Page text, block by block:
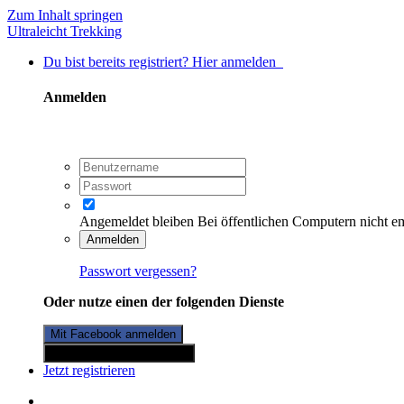
Zum Inhalt springen
Ultraleicht Trekking
Du bist bereits registriert? Hier anmelden
Anmelden
Angemeldet bleiben Bei öffentlichen Computern nicht
Anmelden
Passwort vergessen?
Oder nutze einen der folgenden Dienste
Mit Facebook anmelden
Jetzt registrieren